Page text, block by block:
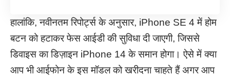
हालांकि, नवीनतम रिपोर्ट्स के अनुसार, iPhone SE 4 में होम
बटन को हटाकर फेस आईडी की सुविधा दी जाएगी, जिससे
डिवाइस का डिज़ाइन iPhone 14 के समान होगा। ऐसे में क्या
आप भी आईफोन के इस मॉडल को खरीदना चाहते हैं अगर आप